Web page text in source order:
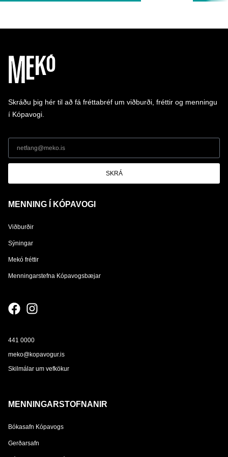
Skráðu þig hér til að fá fréttabréf um viðburði, fréttir og menningu
í Kópavogi.
SKRÁ
MENNING Í KÓPAVOGI
Viðburðir
Sýningar
Mekó fréttir
Menningarstefna Kópavogsbæjar
441 0000
meko@kopavogur.is
Skilmálar um vefkökur
MENNINGARSTOFNANIR
Bókasafn Kópavogs
Gerðarsafn